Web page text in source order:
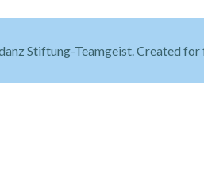
Stiftung-Teamgeist. Created for